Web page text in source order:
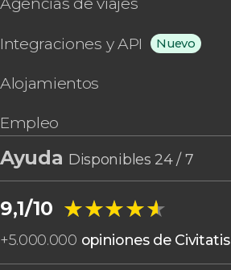
Agencias de viajes
Integraciones y API Nuevo
Alojamientos
Empleo
Ayuda Disponibles 24 / 7
9,1/10 ★★★★★
★★★★★
+5.000.000 opiniones de Civitatis